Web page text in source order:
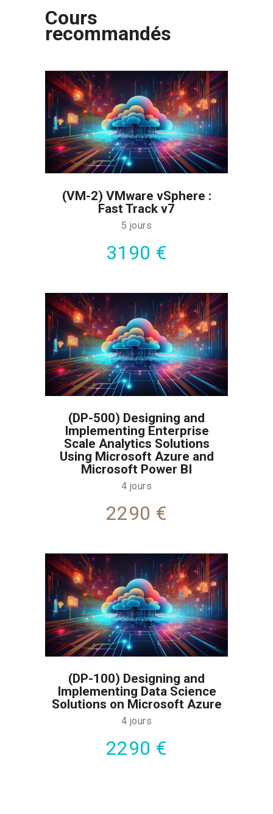
Cours
recommandés
(VM-2) VMware vSphere :
Fast Track v7
5 jours
3190 €
(DP-500) Designing and
Implementing Enterprise
Scale Analytics Solutions
Using Microsoft Azure and
Microsoft Power BI
4 jours
2290 €
(DP-100) Designing and
Implementing Data Science
Solutions on Microsoft Azure
4 jours
2290 €